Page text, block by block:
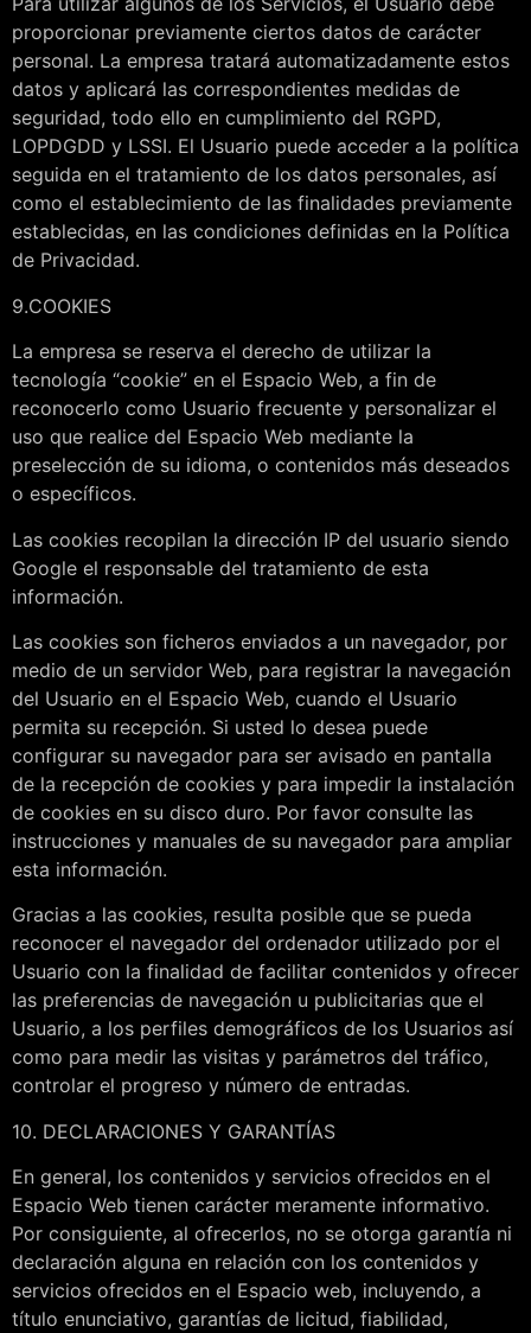
proporcionar previamente ciertos datos de carácter
personal. La empresa tratará automatizadamente estos
datos y aplicará las correspondientes medidas de
seguridad, todo ello en cumplimiento del RGPD,
LOPDGDD y LSSI. El Usuario puede acceder a la política
seguida en el tratamiento de los datos personales, así
como el establecimiento de las finalidades previamente
establecidas, en las condiciones definidas en la Política
de Privacidad.
9.COOKIES
La empresa se reserva el derecho de utilizar la
tecnología “cookie” en el Espacio Web, a fin de
reconocerlo como Usuario frecuente y personalizar el
uso que realice del Espacio Web mediante la
preselección de su idioma, o contenidos más deseados
o específicos.
Las cookies recopilan la dirección IP del usuario siendo
Google el responsable del tratamiento de esta
información.
Las cookies son ficheros enviados a un navegador, por
medio de un servidor Web, para registrar la navegación
del Usuario en el Espacio Web, cuando el Usuario
permita su recepción. Si usted lo desea puede
configurar su navegador para ser avisado en pantalla
de la recepción de cookies y para impedir la instalación
de cookies en su disco duro. Por favor consulte las
instrucciones y manuales de su navegador para ampliar
esta información.
Gracias a las cookies, resulta posible que se pueda
reconocer el navegador del ordenador utilizado por el
Usuario con la finalidad de facilitar contenidos y ofrecer
las preferencias de navegación u publicitarias que el
Usuario, a los perfiles demográficos de los Usuarios así
como para medir las visitas y parámetros del tráfico,
controlar el progreso y número de entradas.
10. DECLARACIONES Y GARANTÍAS
En general, los contenidos y servicios ofrecidos en el
Espacio Web tienen carácter meramente informativo.
Por consiguiente, al ofrecerlos, no se otorga garantía ni
declaración alguna en relación con los contenidos y
servicios ofrecidos en el Espacio web, incluyendo, a
título enunciativo, garantías de licitud, fiabilidad,